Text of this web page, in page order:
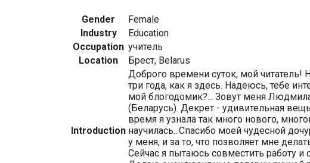
Gender
Female
Industry
Education
Occupation учитель
Location
Брест, Belarus
Introduction
Доброго времени суток, мой читатель!
три года, как я здесь. Надеюсь, тебе
мой блогодомик?... Зовут меня
(Беларусь). Декрет - удивительная
время я узнала так много нового,
научилась...Спасибо моей чудесной
у меня, и за то, что позволяет мне
Сейчас я пытаюсь совместить работу и